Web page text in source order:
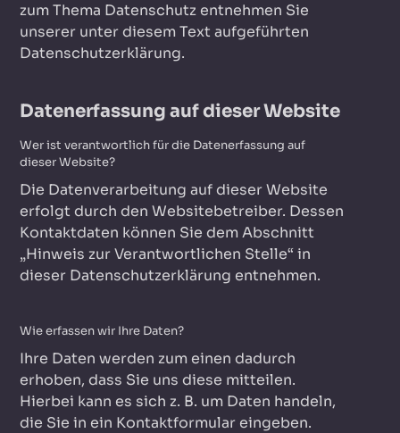
zum Thema Datenschutz entnehmen Sie
unserer unter diesem Text aufgeführten
Datenschutzerklärung.
Datenerfassung auf dieser Website
Wer ist verantwortlich für die Datenerfassung auf
dieser Website?
Die Datenverarbeitung auf dieser Website
erfolgt durch den Websitebetreiber. Dessen
Kontaktdaten können Sie dem Abschnitt
„Hinweis zur Verantwortlichen Stelle“ in
dieser Datenschutzerklärung entnehmen.
Wie erfassen wir Ihre Daten?
Ihre Daten werden zum einen dadurch
erhoben, dass Sie uns diese mitteilen.
Hierbei kann es sich z. B. um Daten handeln,
die Sie in ein Kontaktformular eingeben.